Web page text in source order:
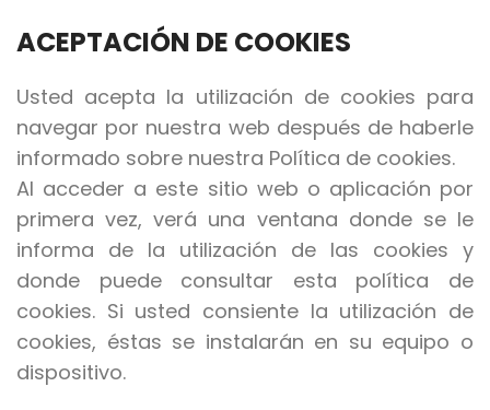
ACEPTACIÓN DE COOKIES
Usted acepta la utilización de cookies para
navegar por nuestra web después de haberle
informado sobre nuestra Política de cookies.
Al acceder a este sitio web o aplicación por
primera vez, verá una ventana donde se le
informa de la utilización de las cookies y
donde puede consultar esta política de
cookies. Si usted consiente la utilización de
cookies, éstas se instalarán en su equipo o
dispositivo.